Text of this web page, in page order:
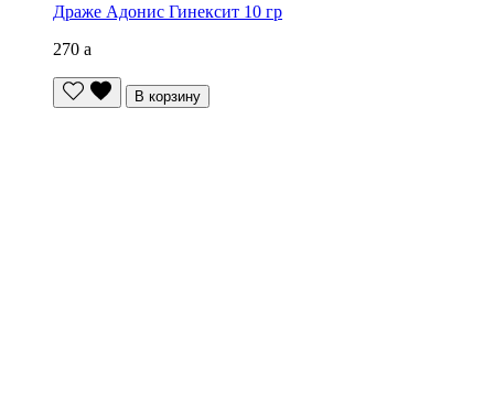
Драже Адонис Гинексит 10 гр
270 a
В корзину